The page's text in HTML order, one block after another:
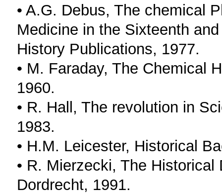
• A.G. Debus, The chemical
Medicine in the Sixteenth
History Publications, 1977.
• M. Faraday, The Chemical
1960.
• R. Hall, The revolution in
1983.
• H.M. Leicester, Historical
• R. Mierzecki, The
Dordrecht, 1991.